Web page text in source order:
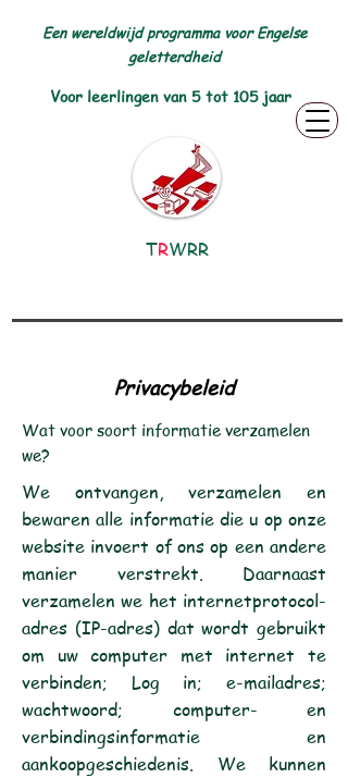
Een wereldwijd programma voor Engelse
geletterdheid
Voor leerlingen van 5 tot 105 jaar
TRWRR
Privacybeleid
Wat voor soort informatie verzamelen
we?
We ontvangen, verzamelen en
bewaren alle informatie die u op onze
website invoert of ons op een andere
manier verstrekt. Daarnaast
verzamelen we het internetprotocol-
adres (IP-adres) dat wordt gebruikt
om uw computer met internet te
verbinden; Log in; e-mailadres;
wachtwoord; computer- en
verbindingsinformatie en
aankoopgeschiedenis. We kunnen